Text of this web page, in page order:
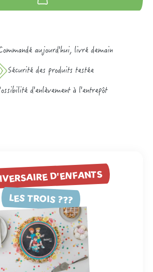
aujourd'hui, livré demain
Sécurité des produits testée
d'enlèvement à l'entrepôt
D'ENFANTS
LES TROIS ???